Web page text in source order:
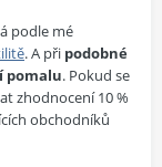
podle mé
. A při podobné
pomalu. Pokud se
zhodnocení 10 %
obchodníků